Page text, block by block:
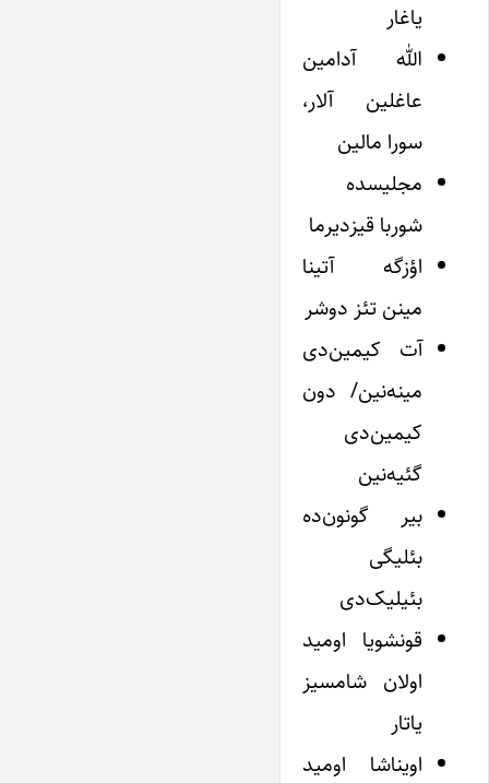
یاغار
الله آدامین
عاغلین آلار،
سورا مالین
مجلیسده
شوربا قیزدیرما
اؤزگه آتینا
مینن تئز دوشر
آت کیمین‌دی
مینه‌نین/ دون
کیمین‌دی
گئیه‌نین
بیر گونون‌ده
بئلیگی
بئیلیک‌دی
قونشویا اومید
اولان شامسیز
یاتار
اویناشا اومید